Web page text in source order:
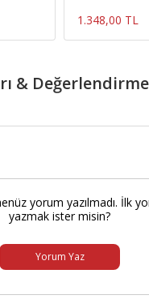
1.348,00 TL
&
yorum yazılmadı. İlk
yazmak ister misin?
Yorum Yaz